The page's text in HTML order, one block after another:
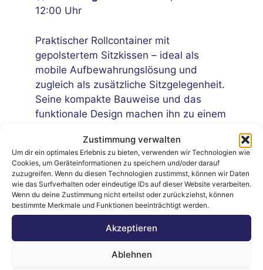
Zustimmung verwalten
Um dir ein optimales Erlebnis zu bieten, verwenden wir Technologien wie
Cookies, um Geräteinformationen zu speichern und/oder darauf
zuzugreifen. Wenn du diesen Technologien zustimmst, können wir Daten
wie das Surfverhalten oder eindeutige IDs auf dieser Website verarbeiten.
Wenn du deine Zustimmung nicht erteilst oder zurückziehst, können
bestimmte Merkmale und Funktionen beeinträchtigt werden.
Akzeptieren
Ablehnen
12:00 Uhr
Praktischer Rollcontainer mit
gepolstertem Sitzkissen – ideal als
mobile Aufbewahrungslösung und
zugleich als zusätzliche Sitzgelegenheit.
Seine kompakte Bauweise und das
funktionale Design machen ihn zu einem
Homeoffice.
Laufend neue
Auktionen
Professionelle